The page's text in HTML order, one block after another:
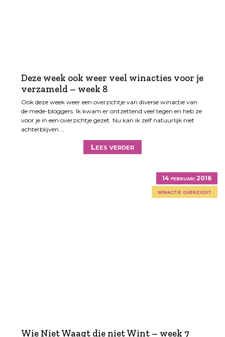
Deze week ook weer veel winacties voor je
verzameld – week 8
Ook deze week weer een overzichtje van diverse winactie van
de mede-bloggers. Ik kwam er ontzettend veel tegen en heb ze
voor je in een overzichtje gezet. Nu kan ik zelf natuurlijk niet
achterblijven …
Lees verder
14 februari 2016
winactie overzicht
Wie Niet Waagt die niet Wint – week 7